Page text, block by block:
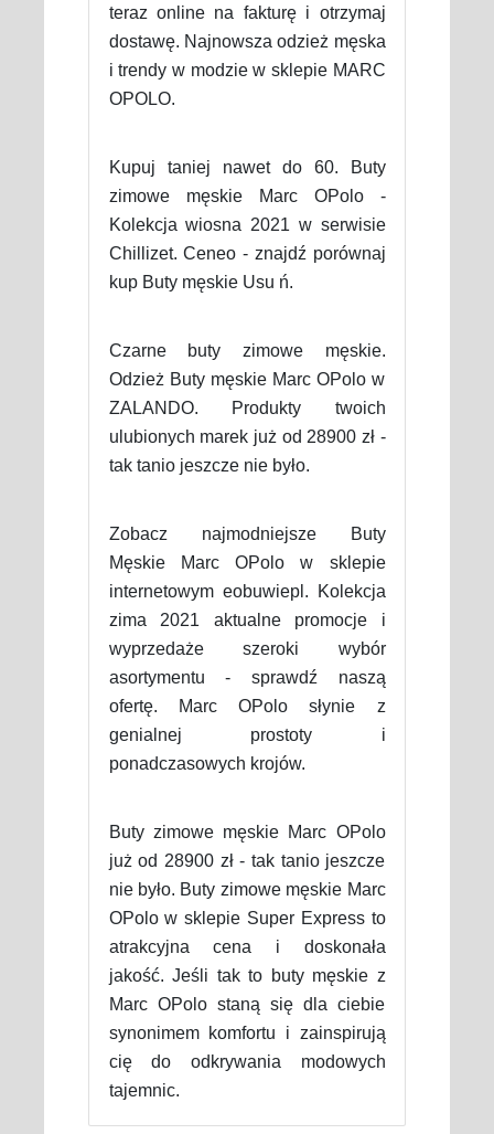
teraz online na fakturę i otrzymaj
dostawę. Najnowsza odzież męska
i trendy w modzie w sklepie MARC
OPOLO.
Kupuj taniej nawet do 60. Buty
zimowe męskie Marc OPolo -
Kolekcja wiosna 2021 w serwisie
Chillizet. Ceneo - znajdź porównaj
kup Buty męskie Usu ń.
Czarne buty zimowe męskie.
Odzież Buty męskie Marc OPolo w
ZALANDO. Produkty twoich
ulubionych marek już od 28900 zł -
tak tanio jeszcze nie było.
Zobacz najmodniejsze Buty
Męskie Marc OPolo w sklepie
internetowym eobuwiepl. Kolekcja
zima 2021 aktualne promocje i
wyprzedaże szeroki wybór
asortymentu - sprawdź naszą
ofertę. Marc OPolo słynie z
genialnej prostoty i
ponadczasowych krojów.
Buty zimowe męskie Marc OPolo
już od 28900 zł - tak tanio jeszcze
nie było. Buty zimowe męskie Marc
OPolo w sklepie Super Express to
atrakcyjna cena i doskonała
jakość. Jeśli tak to buty męskie z
Marc OPolo staną się dla ciebie
synonimem komfortu i zainspirują
cię do odkrywania modowych
tajemnic.